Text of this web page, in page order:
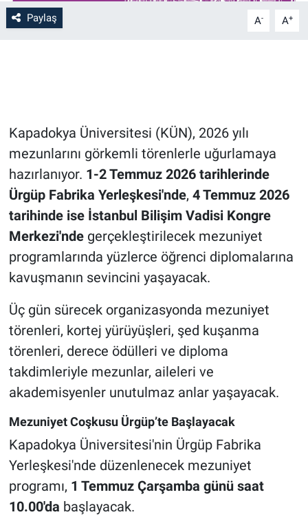
Paylaş A- A+
Kapadokya Üniversitesi (KÜN), 2026 yılı
mezunlarını görkemli törenlerle uğurlamaya
hazırlanıyor. 1-2 Temmuz 2026 tarihlerinde
Ürgüp Fabrika Yerleşkesi'nde, 4 Temmuz 2026
tarihinde ise İstanbul Bilişim Vadisi Kongre
Merkezi'ndegerçekleştirilecek mezuniyet
programlarında yüzlerce öğrenci diplomalarına
kavuşmanın sevincini yaşayacak.
Üç gün sürecek organizasyonda mezuniyet
törenleri, kortej yürüyüşleri, şed kuşanma
törenleri, derece ödülleri ve diploma
takdimleriyle mezunlar, aileleri ve
akademisyenler unutulmaz anlar yaşayacak.
Mezuniyet Coşkusu Ürgüp’te Başlayacak
Kapadokya Üniversitesi'nin Ürgüp Fabrika
Yerleşkesi'nde düzenlenecek mezuniyet
programı, 1 Temmuz Çarşamba günü saat
10.00'da başlayacak.
Bilim-Tek
Kayseri
Niğde
Aksaray
Kırşehir
Yerel
Genel
Asayiş
Kültür - Sanat
Politika
Magazin
Çevre
Haberde İnsan